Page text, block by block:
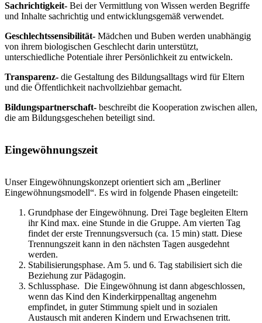
Sachrichtigkeit- Bei der Vermittlung von Wissen werden Begriffe
und Inhalte sachrichtig und entwicklungsgemäß verwendet.
Geschlechtssensibilität- Mädchen und Buben werden unabhängig
von ihrem biologischen Geschlecht darin unterstützt,
unterschiedliche Potentiale ihrer Persönlichkeit zu entwickeln.
Transparenz- die Gestaltung des Bildungsalltags wird für Eltern
und die Öffentlichkeit nachvollziehbar gemacht.
Bildungspartnerschaft- beschreibt die Kooperation zwischen allen,
die am Bildungsgeschehen beteiligt sind.
Eingewöhnungszeit
Unser Eingewöhnungskonzept orientiert sich am „Berliner
Eingewöhnungsmodell“. Es wird in folgende Phasen eingeteilt:
Grundphase der Eingewöhnung. Drei Tage begleiten Eltern
ihr Kind max. eine Stunde in die Gruppe. Am vierten Tag
findet der erste Trennungsversuch (ca. 15 min) statt. Diese
Trennungszeit kann in den nächsten Tagen ausgedehnt
werden.
Stabilisierungsphase. Am 5. und 6. Tag stabilisiert sich die
Beziehung zur Pädagogin.
Schlussphase. Die Eingewöhnung ist dann abgeschlossen,
wenn das Kind den Kinderkirppenalltag angenehm
empfindet, in guter Stimmung spielt und in sozialen
Austausch mit anderen Kindern und Erwachsenen tritt.